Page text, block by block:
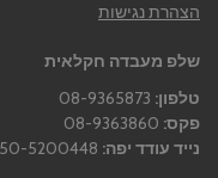
הצהרת נגישות
שלפ מעבדה חקלאית
טלפון:
פקס:
נייד עודד יפה: